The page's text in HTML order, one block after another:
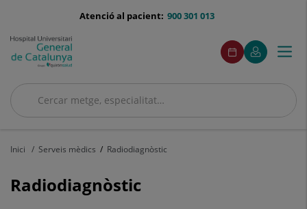
menu-
900 301 013
Atenció al pacient:
Cercar
Cercar
menuAcceso
Demaneu
cita
Aquest
enllaç
s'obrirà
una
El
meu
Aquest
enllaç
s'obrirà
una
finestra
Menú
Inici Serveis mèdics Radiodiagnòstic
Radiodiagnòstic